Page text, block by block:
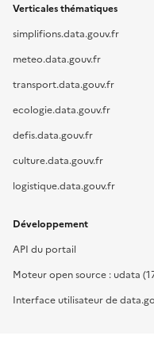
Verticales thématiques
simplifions.data.gouv.fr
meteo.data.gouv.fr
transport.data.gouv.fr
ecologie.data.gouv.fr
defis.data.gouv.fr
culture.data.gouv.fr
logistique.data.gouv.fr
Développement
API du portail
Moteur open source : udata
Interface utilisateur de